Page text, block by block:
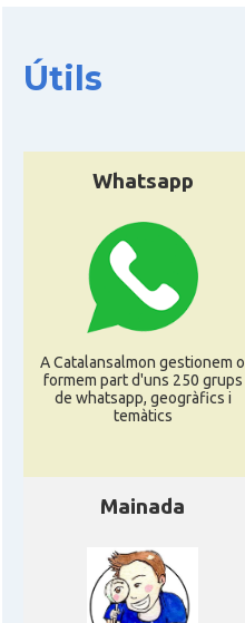
Útils
Whatsapp
A Catalansalmon gestionem o
formem part d'uns 250 grups
de whatsapp, geogràfics i
temàtics
Mainada